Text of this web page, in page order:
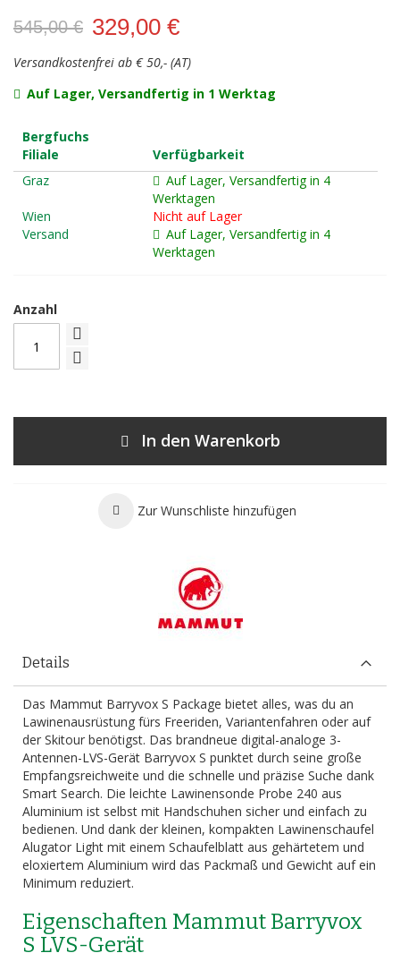
545,00 € 329,00 €
Versandkostenfrei ab € 50,- (AT)
Auf Lager, Versandfertig in 1 Werktag
Bergfuchs
Filiale
Verfügbarkeit
Graz
Auf Lager, Versandfertig in 4
Werktagen
Wien
Nicht auf Lager
Versand
Auf Lager, Versandfertig in 4
Werktagen
Anzahl
In den Warenkorb
Zur Wunschliste hinzufügen
Details
Das Mammut Barryvox S Package bietet alles, was du an
Lawinenausrüstung fürs Freeriden, Variantenfahren oder auf
der Skitour benötigst. Das brandneue digital-analoge 3-
Antennen-LVS-Gerät Barryvox S punktet durch seine große
Empfangsreichweite und die schnelle und präzise Suche dank
Smart Search. Die leichte Lawinensonde Probe 240 aus
Aluminium ist selbst mit Handschuhen sicher und einfach zu
bedienen. Und dank der kleinen, kompakten Lawinenschaufel
Alugator Light mit einem Schaufelblatt aus gehärtetem und
eloxiertem Aluminium wird das Packmaß und Gewicht auf ein
Minimum reduziert.
Eigenschaften Mammut Barryvox
S LVS-Gerät